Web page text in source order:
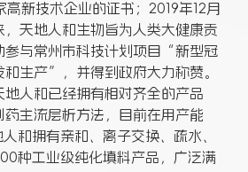
高新技术企业的证书；2019年12月
，天地人和生物旨为人类大健康贡
参与常州市科技计划项目“新型冠
生产”，并得到政府大力称赞。
地人和已经拥有相对齐全的产品
药主流层析方法，目前在用产能
和拥有亲和、离子交换、疏水、
种工业级纯化填料产品，广泛满